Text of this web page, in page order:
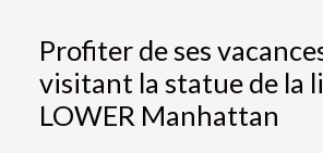
Profiter de ses
visitant la statue de la
LOWER Manhattan